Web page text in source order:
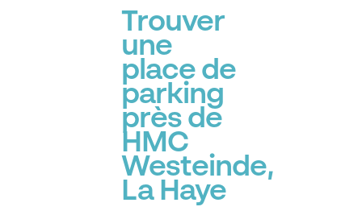
Trouver
une
place de
parking
près de
HMC
Westeinde,
La Haye